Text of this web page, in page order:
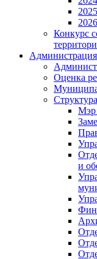
Конкурс
Администрация
Оценка
Мэр
и